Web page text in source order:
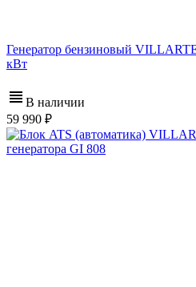
Генератор бензиновый
кВт
В наличии
59 990